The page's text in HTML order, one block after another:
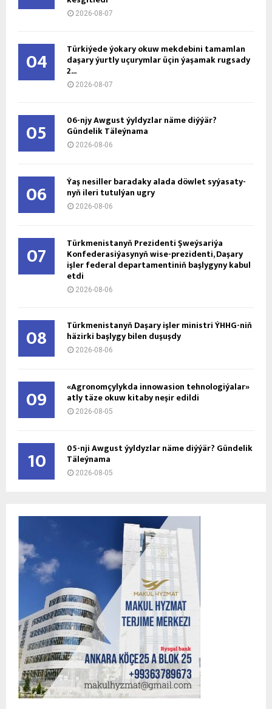
2026-08-07
04 Türkiýede ýokary okuw mekdebini tamamlan
daşary ýurtly uçurymlar üçin ýaşamak rugsady
2...
2026-08-07
05 06-njy Awgust ýyldyzlar näme diýýär?
Gündelik Täleýnama
2026-08-06
06 Ýaş ne­sil­ler ba­ra­da­ky ala­da döw­let sy­ýa­sa­ty­
nyň ile­ri tu­tul­ýan ug­ry
2026-08-06
07 Türkmenistanyň Prezidenti Şweýsariýa
Konfederasiýasynyň wise-prezidenti, Daşary
işler federal departamentiniň başlygyny kabul
etdi
2026-08-06
08 Türkmenistanyň Daşary işler ministri ÝHHG-niň
häzirki başlygy bilen duşuşdy
2026-08-06
09 «Agronomçylykda innowasion tehnologiýalar»
atly täze okuw kitaby neşir edildi
2026-08-05
10 05-nji Awgust ýyldyzlar näme diýýär? Gündelik
Täleýnama
2026-08-05